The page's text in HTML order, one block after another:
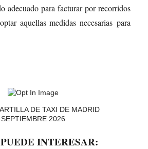
adecuado para facturar por recorridos
aquellas medidas necesarias para
DE TAXI DE MADRID
SEPTIEMBRE 2026
INTERESAR: